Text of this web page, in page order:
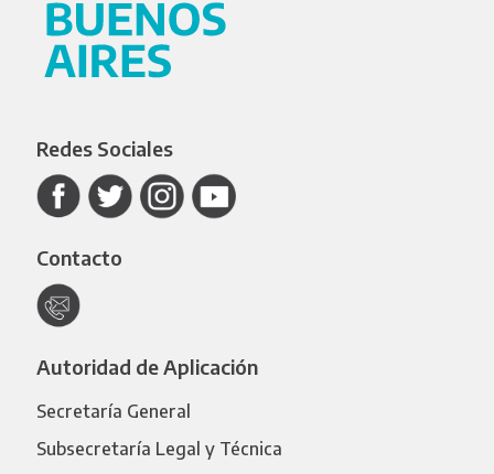
Redes Sociales
Contacto
Autoridad de Aplicación
Secretaría General
Subsecretaría Legal y Técnica